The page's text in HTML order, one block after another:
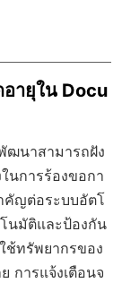
ายุใน Docu
ฒนาสามารถฝัง
นการร้องขอกา
คัญต่อระบบอัตโ
นมัติและป้องกัน
ช้ทรัพยากรของ
การแจ้งเตือนจ